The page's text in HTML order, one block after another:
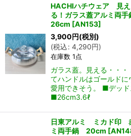
HACHIハチウェア 見え
る！ガラス蓋アルミ
26cm [AN153]
3,900円(税別)
(税込: 4,290円)
在庫数 1点
ガラス蓋。見える・・・
てハンドルはゴールドに
愛用できそう。 ■デッ
■26cm3.6ℓ
日東アルミ ミカド印
ミ両手鍋 20cm [